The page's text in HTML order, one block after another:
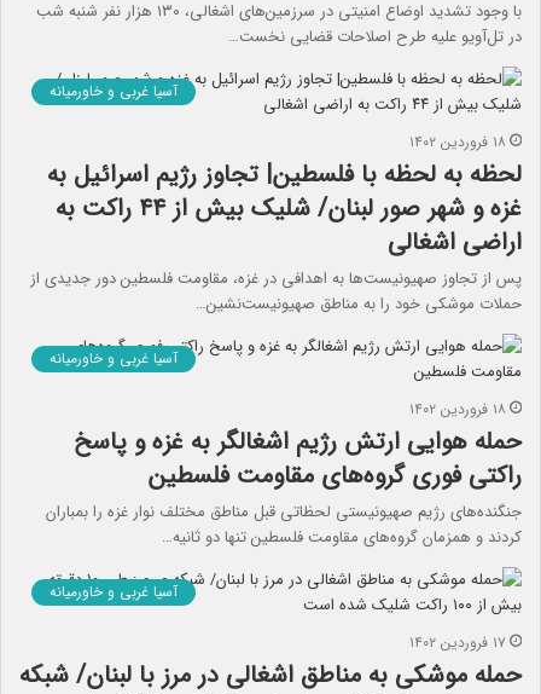
با وجود تشدید اوضاع امنیتی در سرزمین‌های اشغالی، ۱۳۰ هزار نفر شنبه شب
در تل‌آویو علیه طرح اصلاحات قضایی نخست…
آسیا غربی و خاورمیانه
۱۸ فروردین ۱۴۰۲
لحظه به لحظه با فلسطین| تجاوز رژیم اسرائیل به
غزه و شهر صور لبنان/ شلیک بیش از ۴۴ راکت به
اراضی اشغالی
پس از تجاوز صهیونیست‌ها به اهدافی در غزه، مقاومت فلسطین دور جدیدی از
حملات موشکی خود را به مناطق صهیونیست‌نشین…
آسیا غربی و خاورمیانه
۱۸ فروردین ۱۴۰۲
حمله هوایی ارتش رژیم اشغالگر به غزه و پاسخ
راکتی فوری گروه‌های مقاومت فلسطین
جنگنده‌های رژیم صهیونیستی لحظاتی قبل مناطق مختلف نوار غزه را بمباران
کردند و همزمان گروه‌های مقاومت فلسطین تنها دو ثانیه…
آسیا غربی و خاورمیانه
۱۷ فروردین ۱۴۰۲
حمله موشکی به مناطق اشغالی در مرز با لبنان/ شبکه